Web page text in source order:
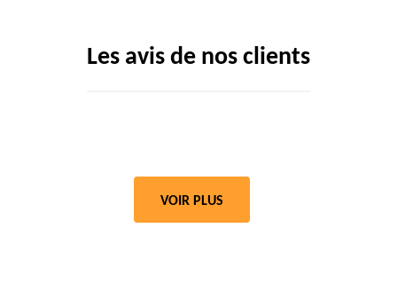
Les avis de nos clients
VOIR PLUS